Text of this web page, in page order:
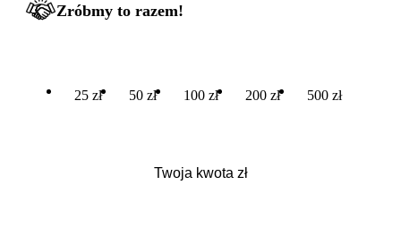
Zróbmy to razem!
25 zł 50 zł 100 zł 200 zł 500 zł